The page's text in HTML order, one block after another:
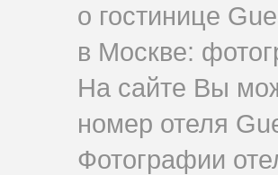
о гостинице
в Москве:
На сайте Вы
номер отеля
Фотографии